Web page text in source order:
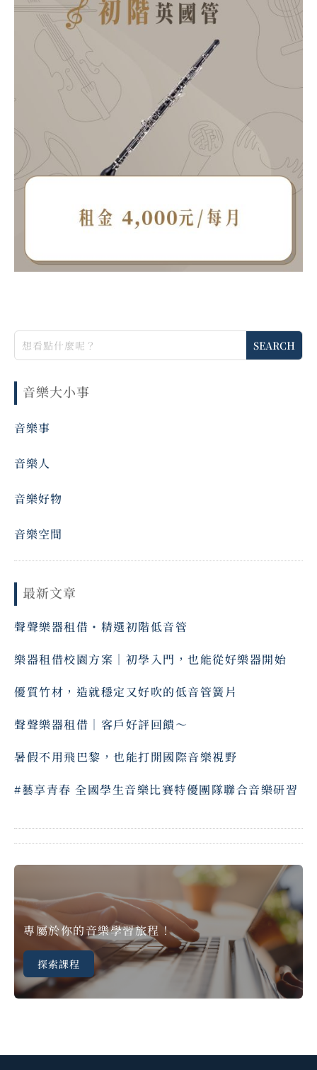
音樂大小事
音樂事
音樂人
音樂好物
音樂空間
最新文章
聲聲樂器租借・精選初階低音管
樂器租借校園方案｜初學入門，也能從好樂器開始
優質竹材，造就穩定又好吹的低音管簧片
聲聲樂器租借｜客戶好評回饋～ ⠀
暑假不用飛巴黎，也能打開國際音樂視野
#藝享青春 全國學生音樂比賽特優團隊聯合音樂研習
專屬於你的音樂學習旅程！
探索課程